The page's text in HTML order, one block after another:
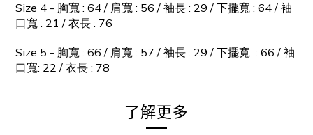
Size 4 - 胸寬 : 64 / 肩寬 : 56 / 袖長 : 29 / 下擺寬 : 64 / 袖
口寬 : 21 / 衣長 : 76
Size 5 - 胸寬 : 66 / 肩寬 : 57 / 袖長 : 29 / 下擺寬 : 66 / 袖
口寬: 22 / 衣長 : 78
了解更多